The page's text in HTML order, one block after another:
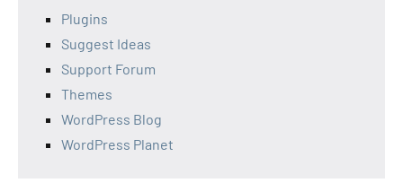
Plugins
Suggest Ideas
Support Forum
Themes
WordPress Blog
WordPress Planet